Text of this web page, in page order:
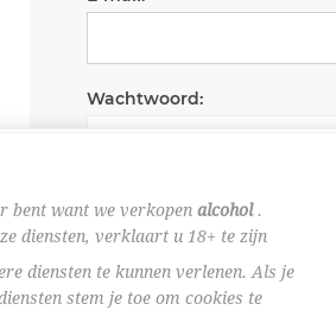
Wachtwoord:
Wachtwoord onthouden
bent want we verkopen alcohol.
diensten, verklaart u 18+ te zijn
diensten te kunnen verlenen. Als je
stem je toe om cookies te